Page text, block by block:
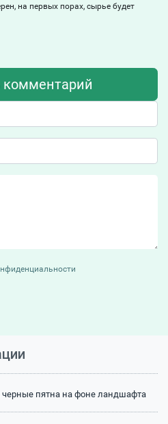
на первых порах, сырье будет
комментарий
черные пятна на фоне ландшафта